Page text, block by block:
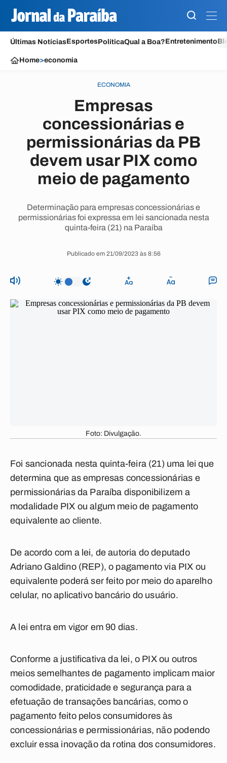
Últimas NotíciasEsportesPolíticaQual a Boa?Entretenimento
Home>economia
ECONOMIA
Empresas
concessionárias e
permissionárias da PB
devem usar PIX como
meio de pagamento
Determinação para empresas concessionárias e
permissionárias foi expressa em lei sancionada nesta
quinta-feira (21) na Paraíba
Publicado em 21/09/2023 às 8:56
Foto: Divulgação.
Foi sancionada nesta quinta-feira (21) uma lei que
determina que as empresas concessionárias e
permissionárias da Paraíba disponibilizem a
modalidade PIX ou algum meio de pagamento
equivalente ao cliente.
De acordo com a lei, de autoria do deputado
Adriano Galdino (REP), o pagamento via PIX ou
equivalente poderá ser feito por meio do aparelho
celular, no aplicativo bancário do usuário.
A lei entra em vigor em 90 dias.
Conforme a justificativa da lei, o PIX ou outros
meios semelhantes de pagamento implicam maior
comodidade, praticidade e segurança para a
efetuação de transações bancárias, como o
pagamento feito pelos consumidores às
concessionárias e permissionárias, não podendo
excluir essa inovação da rotina dos consumidores.